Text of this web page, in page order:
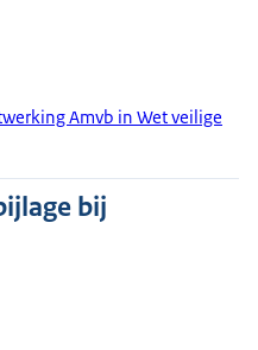
Amvb in Wet veilige
bij